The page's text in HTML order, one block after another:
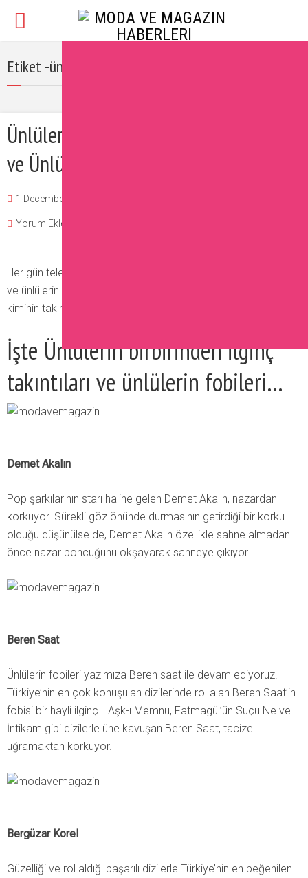
Etiket -ünlülerin takıntıları
Ünlülerin Birbirinden İlginç Takıntıları
ve Ünlülerin Fobileri
1 December 2016
Yorum Ekle
Her gün televizyonda gördüğümüz ünlülerin de ilginç takıntıları
ve ünlülerin fobileri bulunuyor. Kimi çok mantıklı olsa da
kiminin takıntı ve fobilerini duyunca çok şaşıracaksınız.
İşte Ünlülerin birbirinden ilginç
takıntıları ve ünlülerin fobileri…
Demet Akalın
Pop şarkılarının starı haline gelen Demet Akalın, nazardan
korkuyor. Sürekli göz önünde durmasının getirdiği bir korku
olduğu düşünülse de, Demet Akalın özellikle sahne almadan
önce nazar boncuğunu okşayarak sahneye çıkıyor.
Beren Saat
Ünlülerin fobileri yazımıza Beren saat ile devam ediyoruz.
Türkiye’nin en çok konuşulan dizilerinde rol alan Beren Saat’in
fobisi bir hayli ilginç… Aşk-ı Memnu, Fatmagül’ün Suçu Ne ve
İntikam gibi dizilerle üne kavuşan Beren Saat, tacize
uğramaktan korkuyor.
Bergüzar Korel
Güzelliği ve rol aldığı başarılı dizilerle Türkiye’nin en beğenilen